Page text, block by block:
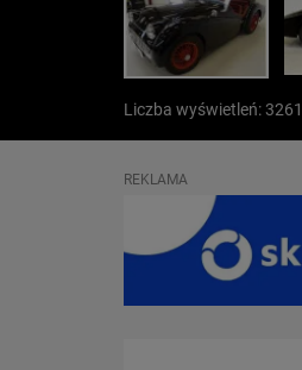
Liczba wyświetleń: 3261
REKLAMA